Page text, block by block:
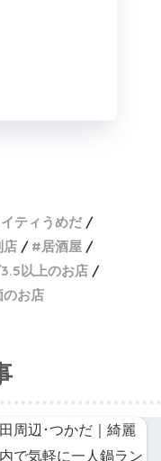
ティうめだ
店
居酒屋
以上のお店
のお店